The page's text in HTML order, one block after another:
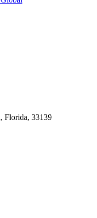
Florida, 33139